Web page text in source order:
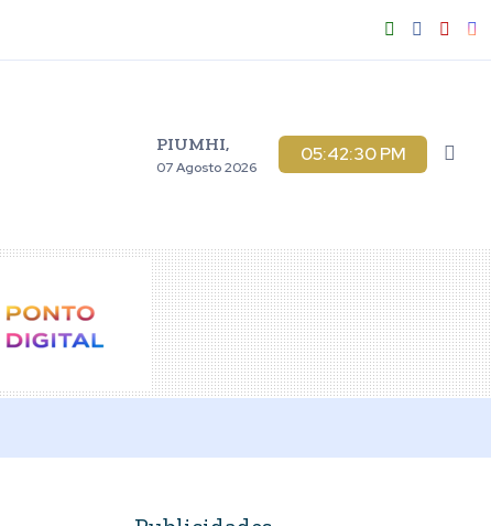
PIUMHI,
07 Agosto 2026
05:42:31 PM